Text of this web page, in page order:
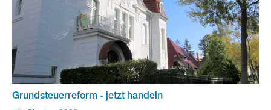
Grundsteuerreform - jetzt handeln